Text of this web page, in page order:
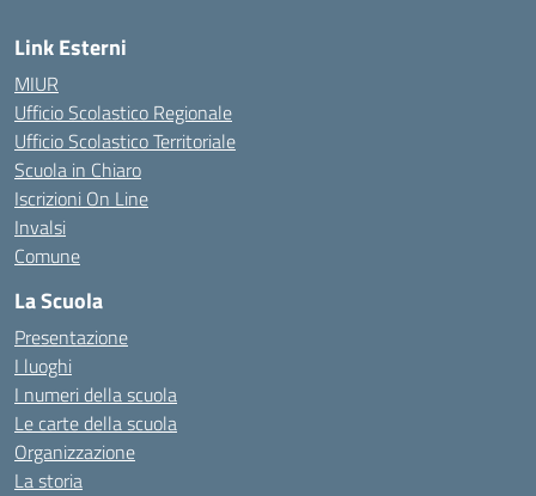
Link Esterni
MIUR
Ufficio Scolastico Regionale
Ufficio Scolastico Territoriale
Scuola in Chiaro
Iscrizioni On Line
Invalsi
Comune
La Scuola
Presentazione
I luoghi
I numeri della scuola
Le carte della scuola
Organizzazione
La storia